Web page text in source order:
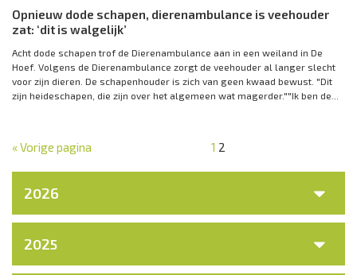
Opnieuw dode schapen, dierenambulance is veehouder
zat: ‘dit is walgelijk’
Acht dode schapen trof de Dierenambulance aan in een weiland in De
Hoef. Volgens de Dierenambulance zorgt de veehouder al langer slecht
voor zijn dieren. De schapenhouder is zich van geen kwaad bewust. "Dit
zijn heideschapen, die zijn over het algemeen wat magerder.""Ik ben de...
« Vorige pagina 1 2
2026
2025